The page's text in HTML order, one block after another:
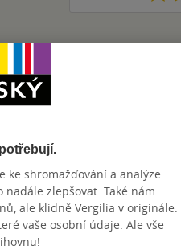
ke shromažďování a analýze
zlepšovat. Také nám
ale klidně Vergilia v originále.
vaše osobní údaje. Ale vše